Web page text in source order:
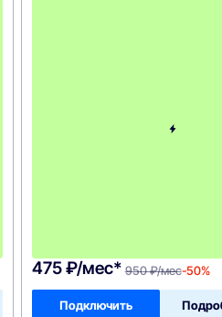
475 ₽/мес* 950 ₽/мес-50%
Подключить